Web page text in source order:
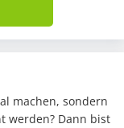
machen, sondern
werden? Dann bist